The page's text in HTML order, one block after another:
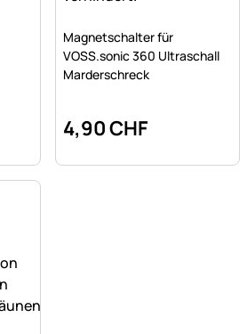
Magnetschalter für
VOSS.sonic 360 Ultraschall
Marderschreck
4,90CHF